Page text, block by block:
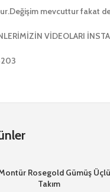
mevcuttur fakat
VİDEOLARI
Rosegold Gümüş
Takım